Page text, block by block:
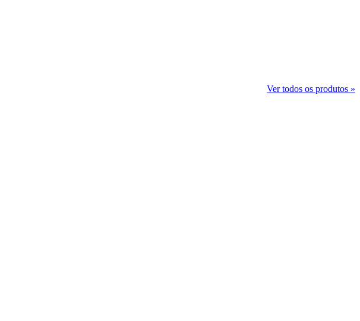
Ver todos os produtos »